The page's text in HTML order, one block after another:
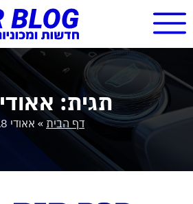
תגית: אאודי A8
דף הבית » אאודי A8